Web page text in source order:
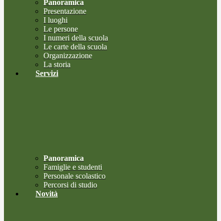
Panoramica
Presentazione
I luoghi
Le persone
I numeri della scuola
Le carte della scuola
Organizzazione
La storia
Servizi
Panoramica
Famiglie e studenti
Personale scolastico
Percorsi di studio
Novità